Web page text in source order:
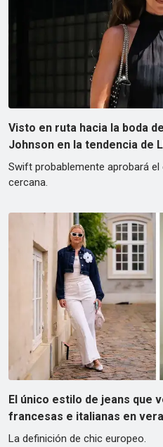
Visto en ruta hacia la boda
Johnson en la tendencia de
Swift probablemente aprobará
cercana.
El único estilo de jeans que
francesas e italianas en
La definición de chic europeo.